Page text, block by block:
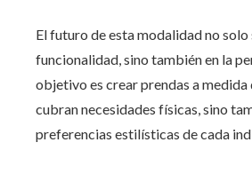
El futuro de esta modalidad no solo
funcionalidad, sino también en la
objetivo es crear prendas a medida
cubran necesidades físicas, sino
preferencias estilísticas de cada